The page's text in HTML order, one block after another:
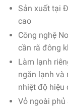
Sản xuất tại
cao
Công nghệ
cần rã đông
Làm lạnh
ngăn lạnh và
nhiệt độ hiệu
Vỏ ngoài phủ